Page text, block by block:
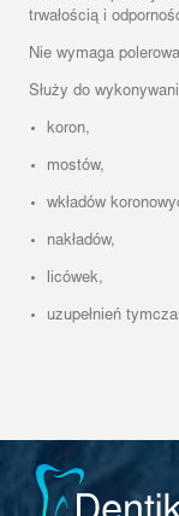
trwałością i
Nie wymaga
Służy do
koron,
mostów,
wkładów
nakładów,
licówek,
uzupełnień